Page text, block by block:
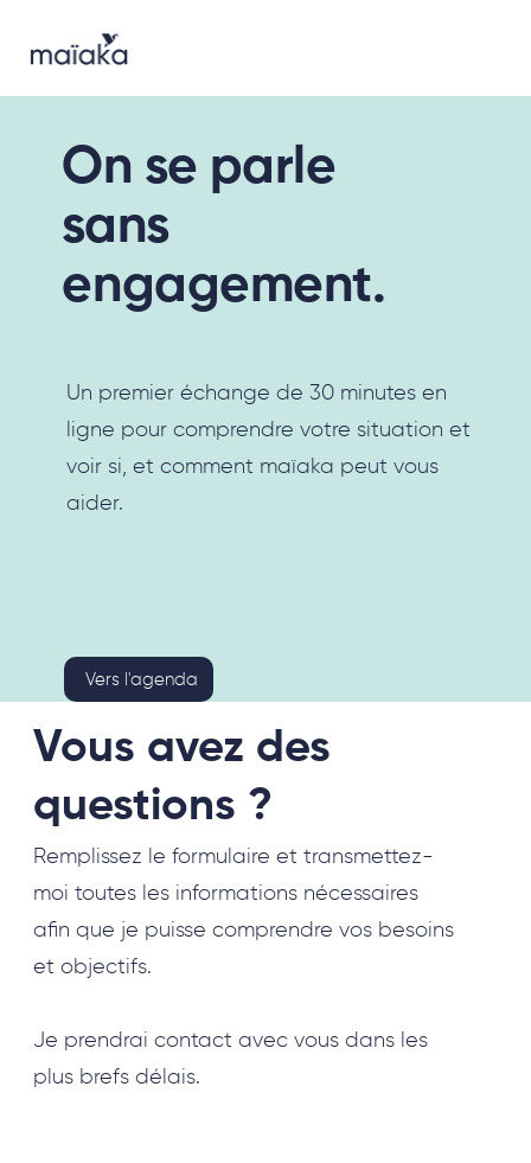
On se parle
sans
engagement.
Un premier échange de 30 minutes en
ligne pour comprendre votre situation et
voir si, et comment maïaka peut vous
aider.
Vers l'agenda
Vous avez des
questions ?
Remplissez le formulaire et transmettez-
moi toutes les informations nécessaires
afin que je puisse comprendre vos besoins
et objectifs.
Je prendrai contact avec vous dans les
plus brefs délais.